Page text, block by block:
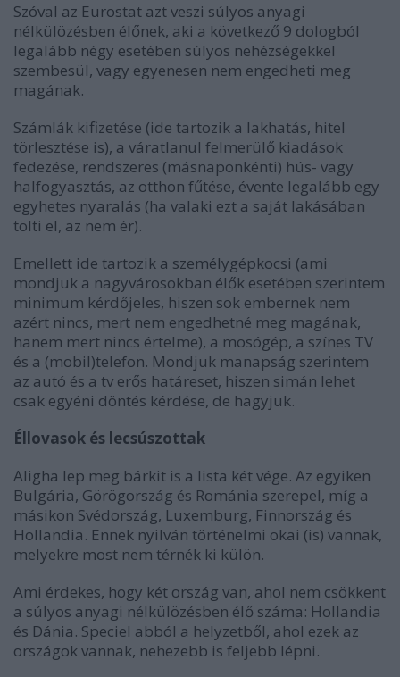
Szóval az Eurostat azt veszi súlyos anyagi
nélkülözésben élőnek, aki a következő 9 dologból
legalább négy esetében súlyos nehézségekkel
szembesül, vagy egyenesen nem engedheti meg
magának.
Számlák kifizetése (ide tartozik a lakhatás, hitel
törlesztése is), a váratlanul felmerülő kiadások
fedezése, rendszeres (másnaponkénti) hús- vagy
halfogyasztás, az otthon fűtése, évente legalább egy
egyhetes nyaralás (ha valaki ezt a saját lakásában
tölti el, az nem ér).
Emellett ide tartozik a személygépkocsi (ami
mondjuk a nagyvárosokban élők esetében szerintem
minimum kérdőjeles, hiszen sok embernek nem
azért nincs, mert nem engedhetné meg magának,
hanem mert nincs értelme), a mosógép, a színes TV
és a (mobil)telefon. Mondjuk manapság szerintem
az autó és a tv erős határeset, hiszen simán lehet
csak egyéni döntés kérdése, de hagyjuk.
Éllovasok és lecsúszottak
Aligha lep meg bárkit is a lista két vége. Az egyiken
Bulgária, Görögország és Románia szerepel, míg a
másikon Svédország, Luxemburg, Finnország és
Hollandia. Ennek nyilván történelmi okai (is) vannak,
melyekre most nem térnék ki külön.
Ami érdekes, hogy két ország van, ahol nem csökkent
a súlyos anyagi nélkülözésben élő száma: Hollandia
és Dánia. Speciel abból a helyzetből, ahol ezek az
országok vannak, nehezebb is feljebb lépni.